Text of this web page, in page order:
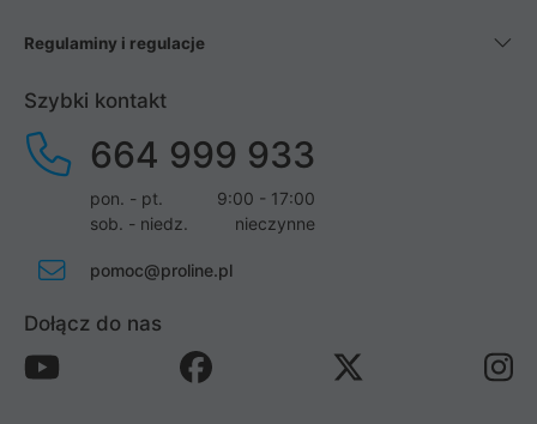
Regulaminy i regulacje
Szybki kontakt
664 999 933
pon. - pt.
9:00 - 17:00
sob. - niedz.
nieczynne
pomoc@proline.pl
Dołącz do nas